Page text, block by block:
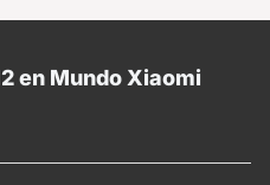
en Mundo Xiaomi